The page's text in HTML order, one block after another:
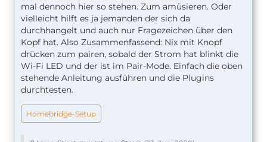
mal dennoch hier so stehen. Zum amüsieren. Oder
vielleicht hilft es ja jemanden der sich da
durchhangelt und auch nur Fragezeichen über den
Kopf hat. Also Zusammenfassend: Nix mit Knopf
drücken zum pairen, sobald der Strom hat blinkt die
Wi-Fi LED und der ist im Pair-Mode. Einfach die oben
stehende Anleitung ausführen und die Plugins
durchtesten.
Homebridge-Setup